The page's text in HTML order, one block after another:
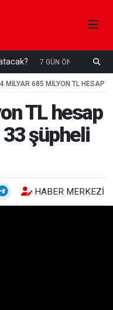
7 GÜN ÖNCE
4 MILYAR 685 MILYON TL HESAP
TL hesap
şüpheli
HABER MERKEZI